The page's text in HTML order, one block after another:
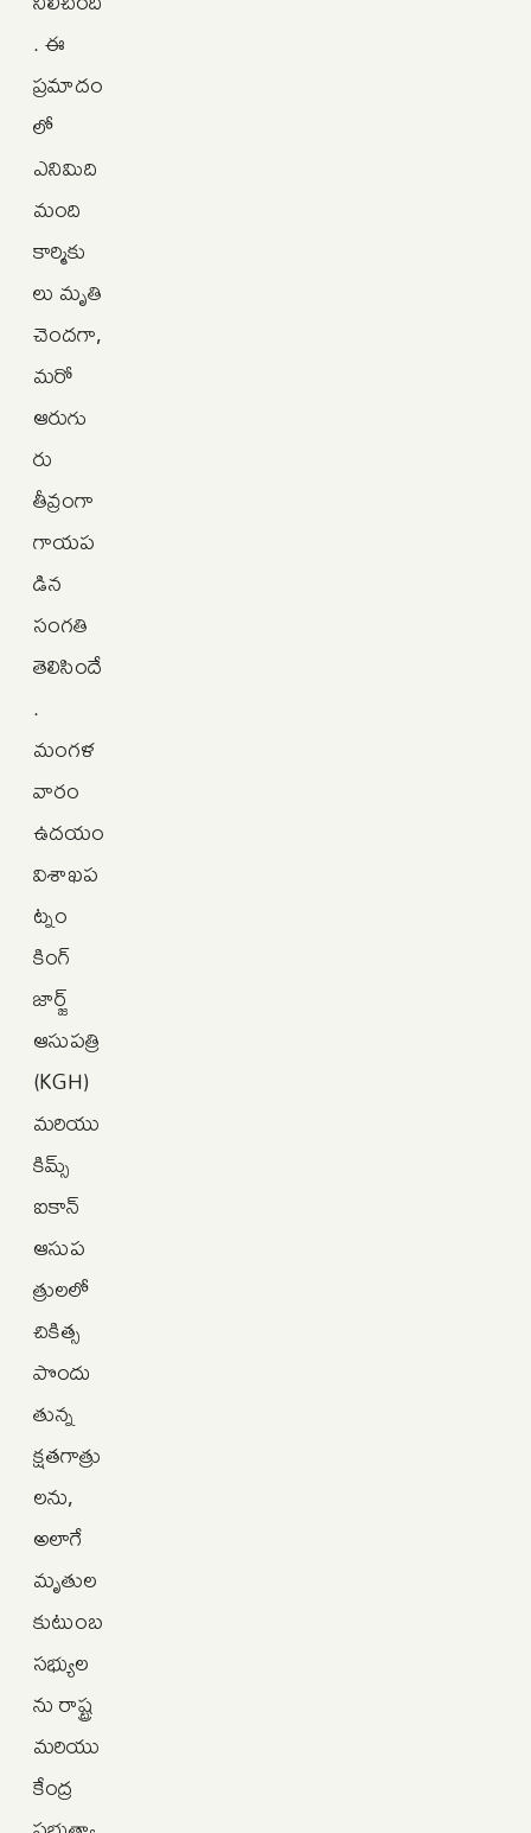
. ఈ
ప్రమాదం
లో
ఎనిమిది
మంది
కార్మికు
లు మృతి
చెందగా,
మరో
ఆరుగు
రు
తీవ్రంగా
గాయప
డిన
సంగతి
తెలిసిందే
.
మంగళ
వారం
ఉదయం
విశాఖప
ట్నం
కింగ్
జార్జ్
ఆసుపత్రి
(KGH)
మరియు
కిమ్స్
ఐకాన్
ఆసుప
త్రులలో
చికిత్స
పొందు
తున్న
క్షతగాత్రు
లను,
అలాగే
మృతుల
కుటుంబ
సభ్యుల
ను రాష్ట్ర
మరియు
కేంద్ర